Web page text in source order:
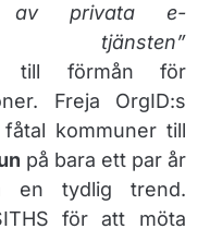
av privata e-
tjänsten”
till förmån för
Freja OrgID:s
kommuner till
på bara ett par år​
tydlig trend.
för att möta